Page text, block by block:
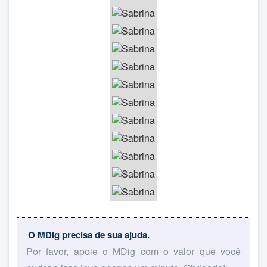
O MDig precisa de sua ajuda.
Por favor, apoie o MDig com o valor que você